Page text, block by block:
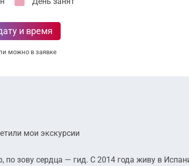
и время
можно в заявке
мои экскурсии
зову сердца — гид. С 2014 года живу в